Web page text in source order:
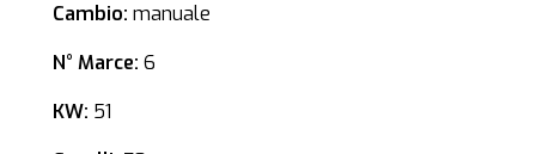
Cambio: manuale
N° Marce: 6
KW: 51